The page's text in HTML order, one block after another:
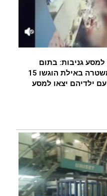
גניבות: בתום
חקירה מאומצת של חוקרי המשטרה באילת הוגשו 15
עם ילדיהם יצאו למסע